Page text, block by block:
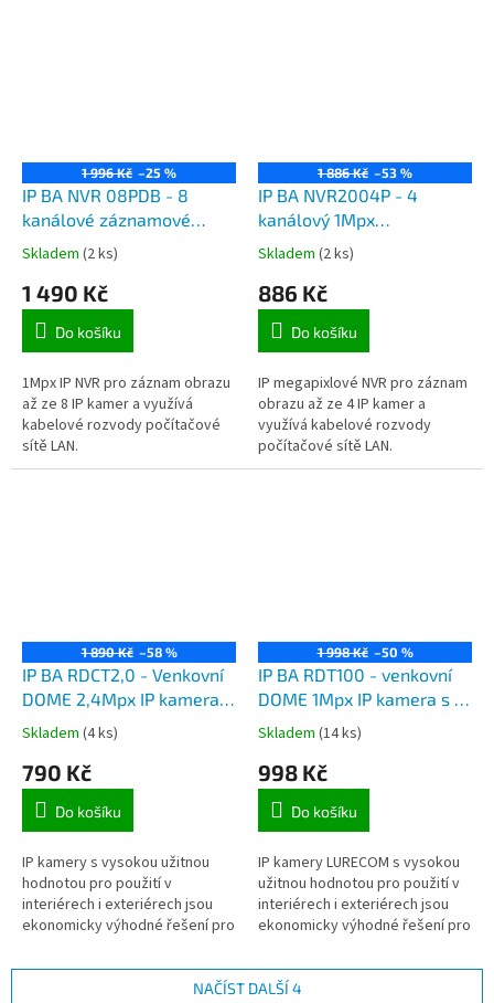
1 996 Kč –25 %
IP BA NVR 08PDB - 8
kanálové záznamové
zařízení NVR 1Mpx pro až
8 kamer
Skladem (2 ks)
1 490 Kč
Do košíku
1Mpx IP NVR pro záznam obrazu
až ze 8 IP kamer a využívá
kabelové rozvody počítačové
sítě LAN.
1 886 Kč –53 %
IP BA NVR2004P - 4
kanálový 1Mpx
videorekordér pro 4 IP
Skladem (2 ks)
886 Kč
Do košíku
IP megapixlové NVR pro záznam
obrazu až ze 4 IP kamer a
využívá kabelové rozvody
počítačové sítě LAN.
1 890 Kč –58 %
IP BA RDCT2,0 - Venkovní
DOME 2,4Mpx IP kamera s
IR přisvícením do 40m, obj
2,8-12mm, Poe napájení
Skladem (4 ks)
790 Kč
Do košíku
IP kamery s vysokou užitnou
hodnotou pro použití v
interiérech i exteriérech jsou
ekonomicky výhodné řešení pro
domácnosti, či kanceláře, které
1 998 Kč –50 %
IP BA RDT100 - venkovní
DOME 1Mpx IP kamera s IR
přisvícením do 40m, obj
3,6mm, Poe napájení
Skladem (14 ks)
998 Kč
Do košíku
IP kamery LURECOM s vysokou
užitnou hodnotou pro použití v
interiérech i exteriérech jsou
ekonomicky výhodné řešení pro
domácnosti, či kanceláře, které
se...
NAČÍST DALŠÍ 4